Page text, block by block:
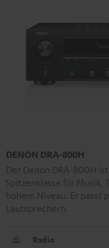
DENON DRA-800H
Der Denon DRA-800H
Spitzenklasse für Musik,
hohem Niveau. Er passt
Lautsprechern.
Radio